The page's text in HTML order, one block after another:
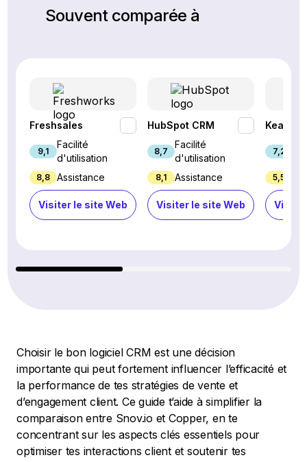
Souvent comparée à
Freshsales
9,1
Facilité
d'utilisation
8,8 Assistance
Visiter le site Web
HubSpot CRM
8,7
Facilité
d'utilisation
8,1 Assistance
Visiter le site Web
Keap
7,2
5,5
Choisir le bon logiciel CRM est une décision
importante qui peut fortement influencer l’efficacité et
la performance de tes stratégies de vente et
d’engagement client. Ce guide t’aide à simplifier la
comparaison entre Snov.io et Copper, en te
concentrant sur les aspects clés essentiels pour
optimiser tes interactions client et soutenir tes